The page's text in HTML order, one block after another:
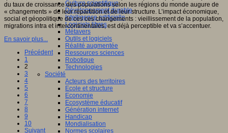
Culture scientifique
Développement durable
Intelligence artificielle
Logiciels libres
Métavers
Outils et logiciels
Réalité augmentée
Ressources sciences
Robotique
Technologies
Société
Acteurs des territoires
Ecole et structure
Economie
Ecosystème éducatif
Génération internet
Handicap
Mondialisation
Normes scolaires
du taux de croissance des populations selon les régions du monde augure de
« changements » de leur répartition et de leur structure. L’impact économique,
social et géopolitique de ces ces changements : vieillissement de la population,
migrations intra et intercontinentales, est déjà perceptible et va s’accentuer.
En savoir plus...
Précédent
1
2
3
4
5
6
7
8
9
10
Suivant